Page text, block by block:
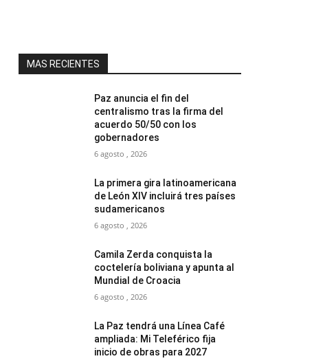
MAS RECIENTES
Paz anuncia el fin del
centralismo tras la firma del
acuerdo 50/50 con los
gobernadores
6 agosto , 2026
La primera gira latinoamericana
de León XIV incluirá tres países
sudamericanos
6 agosto , 2026
Camila Zerda conquista la
coctelería boliviana y apunta al
Mundial de Croacia
6 agosto , 2026
La Paz tendrá una Línea Café
ampliada: Mi Teleférico fija
inicio de obras para 2027